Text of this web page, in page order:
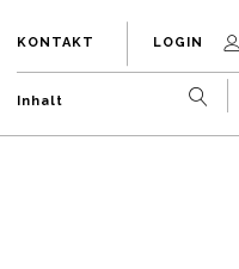
KONTAKT LOGIN